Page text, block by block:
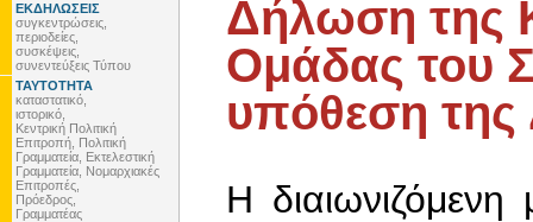
ΕΚΔΗΛΩΣΕΙΣ
συγκεντρώσεις,
περιοδείες,
συσκέψεις,
συνεντεύξεις Τύπου
ΤΑΥΤΟΤΗΤΑ
καταστατικό,
ιστορικό,
Κεντρική Πολιτική
Επιτροπή, Πολιτική
Γραμματεία, Εκτελεστική
Γραμματεία, Νομαρχιακές
Επιτροπές,
Πρόεδρος,
Γραμματέας
Δήλωση της
Ομάδας του
υπόθεση
Η